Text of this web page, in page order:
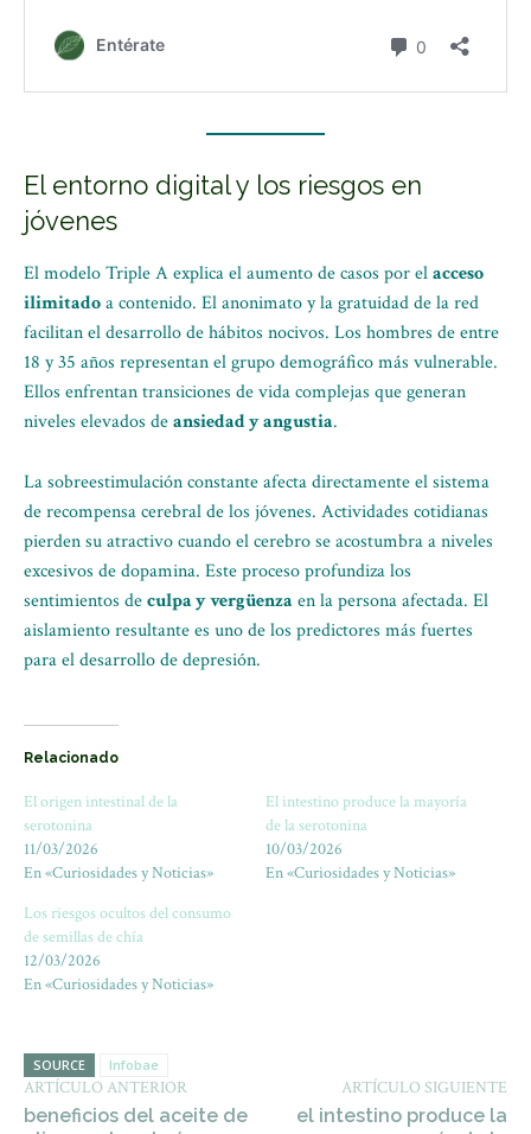
El entorno digital y los riesgos en
jóvenes
El modelo Triple A explica el aumento de casos por elacceso
ilimitadoa contenido. El anonimato y la gratuidad de la red
facilitan el desarrollo de hábitos nocivos. Los hombres de entre
18 y 35 años representan el grupo demográfico más vulnerable.
Ellos enfrentan transiciones de vida complejas que generan
niveles elevados deansiedad y angustia.
La sobreestimulación constante afecta directamente el sistema
de recompensa cerebral de los jóvenes. Actividades cotidianas
pierden su atractivo cuando el cerebro se acostumbra a niveles
excesivos de dopamina. Este proceso profundiza los
sentimientos deculpa y vergüenza en la persona afectada. El
aislamiento resultante es uno de los predictores más fuertes
para el desarrollo de depresión.
Relacionado
El origen intestinal de la
serotonina
11/03/2026
En «Curiosidades y Noticias»
El intestino produce la mayoría
de la serotonina
10/03/2026
En «Curiosidades y Noticias»
Los riesgos ocultos del consumo
de semillas de chía
12/03/2026
En «Curiosidades y Noticias»
SOURCE Infobae
ARTÍCULO ANTERIOR
beneficios del aceite de
ARTÍCULO SIGUIENTE
el intestino produce la